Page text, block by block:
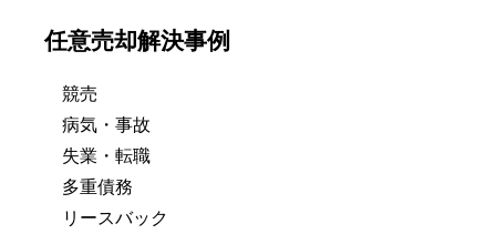
任意売却解決事例
競売
病気・事故
失業・転職
多重債務
リースバック